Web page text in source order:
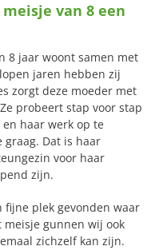
van 8 een
8 jaar woont samen met
jaren hebben zij
zorgt deze moeder met
probeert stap voor stap
haar werk op te
graag. Dat is haar
voor haar
zijn.
plek gevonden waar
gunnen wij ook
zichzelf kan zijn.